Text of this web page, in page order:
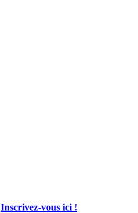
Inscrivez-vous ici !